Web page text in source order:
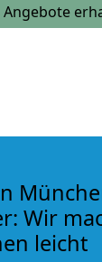
Angebote
Wir
leicht